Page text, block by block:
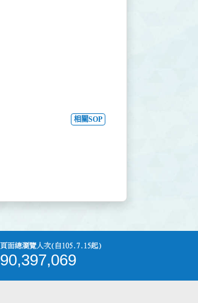
相關SOP
頁面總瀏覽人次(自105.7.15起)
90,397,069